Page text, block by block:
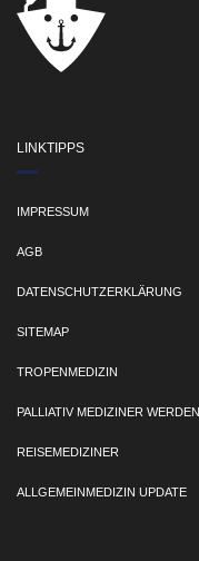
LINKTIPPS
IMPRESSUM
AGB
DATENSCHUTZERKLÄRUNG
SITEMAP
TROPENMEDIZIN
PALLIATIV MEDIZINER WERDEN
REISEMEDIZINER
ALLGEMEINMEDIZIN UPDATE